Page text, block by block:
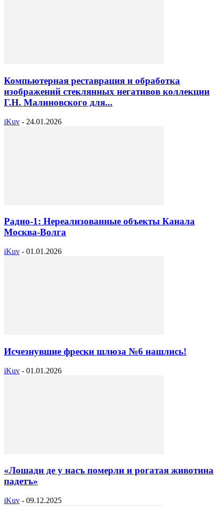
Компьютерная реставрация и обработка
изображений стеклянных негативов коллекции
Г.Н. Малиновского для...
iKuv - 24.01.2026
Радио-1: Нереализованные объекты Канала
Москва-Волга
iKuv - 01.01.2026
Исчезнувшие фрески шлюза №6 нашлись!
iKuv - 01.01.2026
«Лошади де у насъ померли и рогатая животина
падетъ»
iKuv - 09.12.2025